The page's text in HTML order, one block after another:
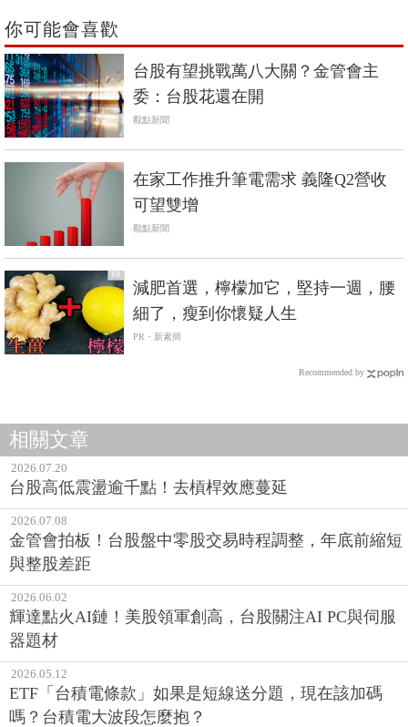
你可能會喜歡
台股有望挑戰萬八大關？金管會主
委：台股花還在開
觀點新聞
在家工作推升筆電需求 義隆Q2營收
可望雙增
觀點新聞
PR
減肥首選，檸檬加它，堅持一週，腰
細了，瘦到你懷疑人生
PR・新素簡
Recommended by
相關文章
2026.07.20
台股高低震盪逾千點！去槓桿效應蔓延
2026.07.08
金管會拍板！台股盤中零股交易時程調整，年底前縮短
與整股差距
2026.06.02
輝達點火AI鏈！美股領軍創高，台股關注AI PC與伺服
器題材
2026.05.12
ETF「台積電條款」如果是短線送分題，現在該加碼
嗎？台積電大波段怎麼抱？